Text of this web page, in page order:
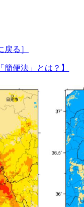
戻る］
簡便法」とは？】